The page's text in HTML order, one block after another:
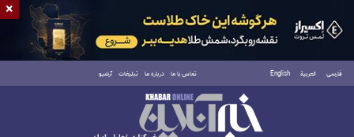
فارسی العربية English تماس با ما درباره ما تبلیغات آرشیو
یکشنبه ۱۸ مرداد ۱۴۰۵
×